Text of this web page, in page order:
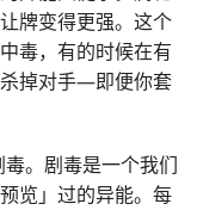
牌变得更强。这个
毒，有的时候在有
掉对手—即便你套
。剧毒是一个我们
览」过的异能。每